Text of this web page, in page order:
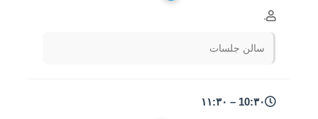
.
سالن جلسات
10:۳۰ – ۱۱:۳۰